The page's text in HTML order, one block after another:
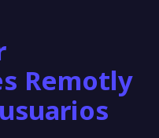
Remotly